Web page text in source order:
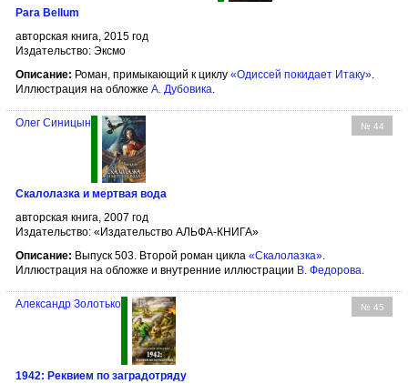
Para Bellum
авторская книга, 2015 год
Издательство: Эксмо
Описание: Роман, примыкающий к циклу «Одиссей покидает Итаку».
Иллюстрация на обложке А. Дубовика.
№ 44
Олег Синицын
Скалолазка и мертвая вода
авторская книга, 2007 год
Издательство: «Издательство АЛЬФА-КНИГА»
Описание: Выпуск 503. Второй роман цикла «Скалолазка»
Иллюстрация на обложке и внутренние иллюстрации В. Федорова
№ 45
Александр Золотько
1942: Реквием по заградотряду